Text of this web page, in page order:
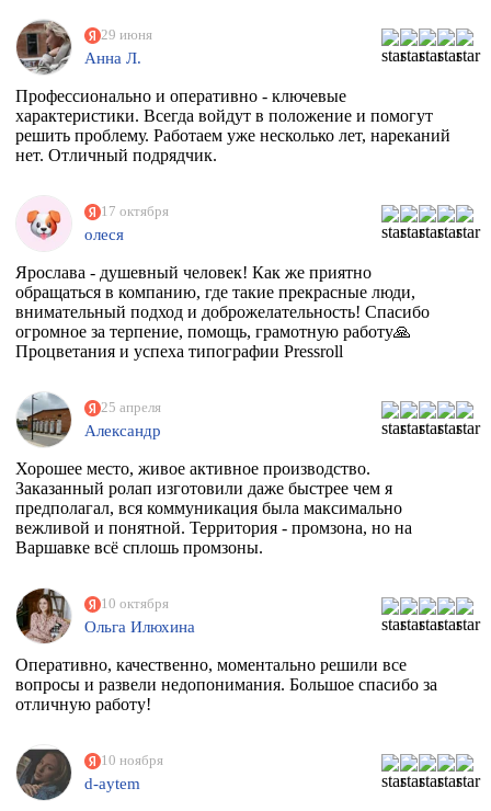
29 июня
Анна Л.
Профессионально и оперативно - ключевые
характеристики. Всегда войдут в положение и помогут
решить проблему. Работаем уже несколько лет, нареканий
нет. Отличный подрядчик.
17 октября
олеся
Ярослава - душевный человек! Как же приятно
обращаться в компанию, где такие прекрасные люди,
внимательный подход и доброжелательность! Спасибо
огромное за терпение, помощь, грамотную работу🙏
Процветания и успеха типографии Pressroll
25 апреля
Александр
Хорошее место, живое активное производство.
Заказанный ролап изготовили даже быстрее чем я
предполагал, вся коммуникация была максимально
вежливой и понятной. Территория - промзона, но на
Варшавке всё сплошь промзоны.
10 октября
Ольга Илюхина
Оперативно, качественно, моментально решили все
вопросы и развели недопонимания. Большое спасибо за
отличную работу!
10 ноября
d-aytem